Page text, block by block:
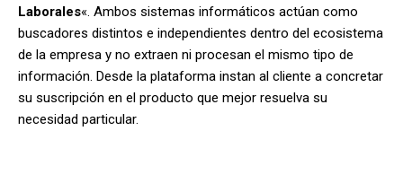
Laborales«. Ambos sistemas informáticos actúan como
buscadores distintos e independientes dentro del ecosistema
de la empresa y no extraen ni procesan el mismo tipo de
información. Desde la plataforma instan al cliente a concretar
su suscripción en el producto que mejor resuelva su
necesidad particular.